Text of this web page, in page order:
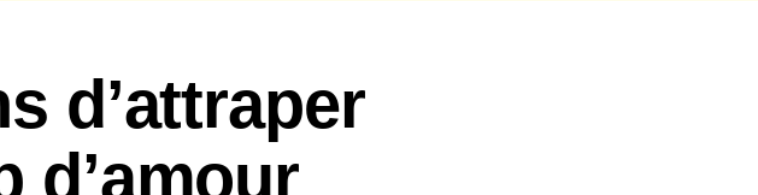
d’attraper
d’amour